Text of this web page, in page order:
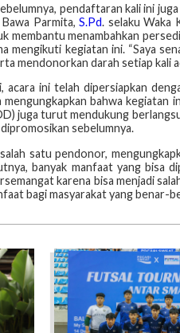
pendaftaran kali ini
Parmita,S.Pd. selaku Waka
membantu menambahkan
mengikuti kegiatan ini. “Saya
mendonorkan darah setiap kali
acara ini telah dipersiapkan
bahwa
juga turut mendukung
sebelumnya.
satu pendonor,
banyak manfaat yang bisa
karena bisa menjadi
bagi masyarakat yang benar-